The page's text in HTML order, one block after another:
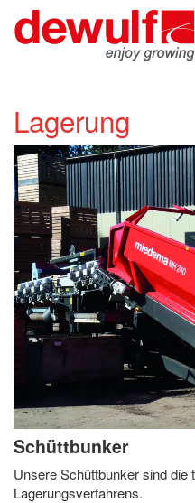
Lagerung
Schüttbunker
Unsere Schüttbunker sind die
Lagerungsverfahrens.